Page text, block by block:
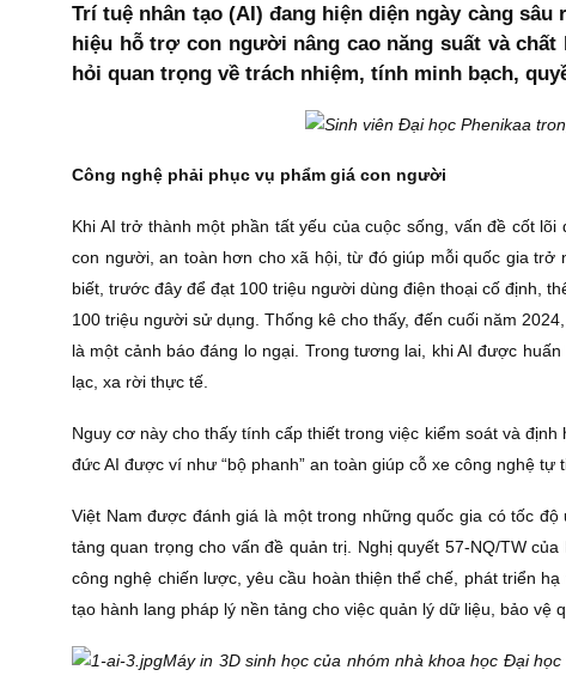
Trí tuệ nhân tạo (AI) đang hiện diện ngày càng
hiệu hỗ trợ con người nâng cao năng suất và
hỏi quan trọng về trách nhiệm, tính minh bạch,
Công nghệ phải phục vụ phẩm giá con người
Khi AI trở thành một phần tất yếu của cuộc sống, vấn đề cốt
con người, an toàn hơn cho xã hội, từ đó giúp mỗi quốc gia
biết, trước đây để đạt 100 triệu người dùng điện thoại cố định,
100 triệu người sử dụng. Thống kê cho thấy, đến cuối năm
là một cảnh báo đáng lo ngại. Trong tương lai, khi AI được
lạc, xa rời thực tế.
Nguy cơ này cho thấy tính cấp thiết trong việc kiểm soát và
đức AI được ví như “bộ phanh” an toàn giúp cỗ xe công nghệ tự
Việt Nam được đánh giá là một trong những quốc gia có tốc
tảng quan trọng cho vấn đề quản trị. Nghị quyết 57-NQ/TW
công nghệ chiến lược, yêu cầu hoàn thiện thể chế, phát triển
tạo hành lang pháp lý nền tảng cho việc quản lý dữ liệu, bảo vệ
Máy in 3D sinh học của nhóm nhà khoa học Đại